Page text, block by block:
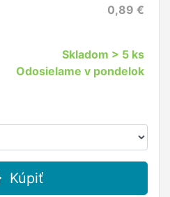
0,89 €
Skladom > 5 ks
Odosielame v pondelok
Kúpiť